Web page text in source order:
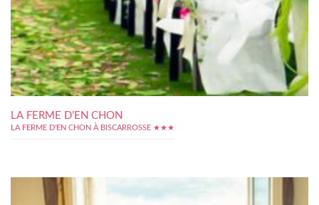
LA FERME D’EN CHON
LA FERME D'EN CHON À BISCARROSSE ★★★